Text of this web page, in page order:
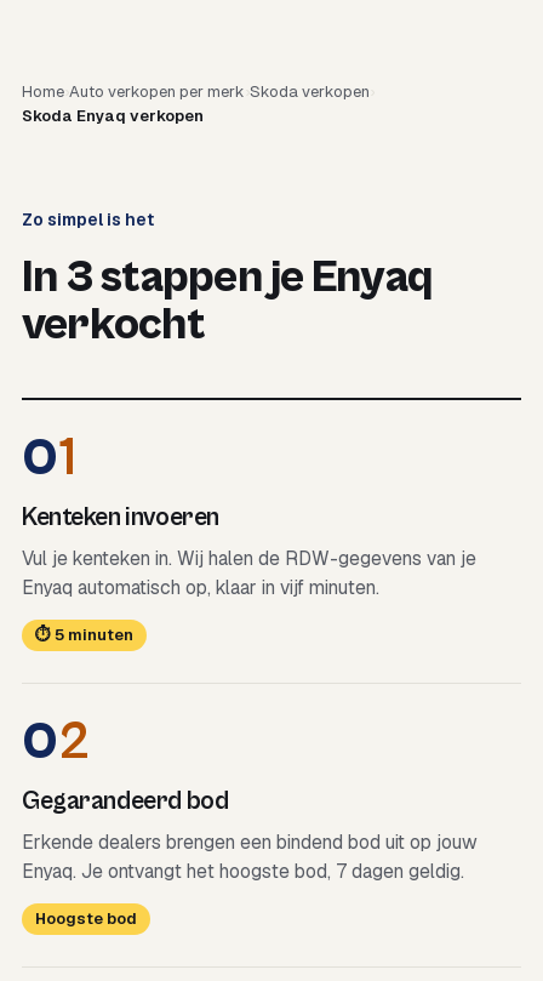
Home Auto verkopen per merk Skoda verkopen
Skoda Enyaq verkopen
Zo simpel is het
In 3 stappen je Enyaq
verkocht
01
Kenteken invoeren
Vul je kenteken in. Wij halen de RDW-gegevens van je
Enyaq automatisch op, klaar in vijf minuten.
⏱ 5 minuten
02
Gegarandeerd bod
Erkende dealers brengen een bindend bod uit op jouw
Enyaq. Je ontvangt het hoogste bod, 7 dagen geldig.
Hoogste bod